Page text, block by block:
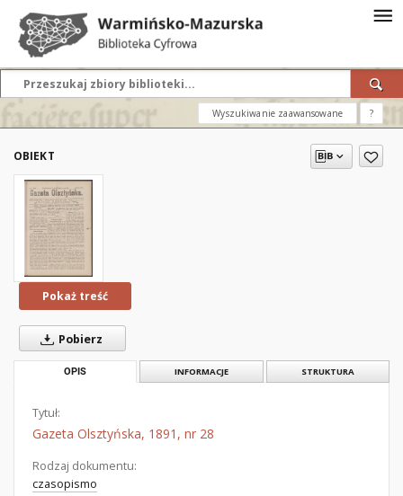
Wyszukiwanie zaawansowane ?
OBIEKT
Pokaż treść
Pobierz
OPIS INFORMACJE STRUKTURA
Tytuł:
Gazeta Olsztyńska, 1891, nr 28
Rodzaj dokumentu:
czasopismo